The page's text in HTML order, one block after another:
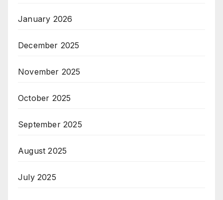
January 2026
December 2025
November 2025
October 2025
September 2025
August 2025
July 2025